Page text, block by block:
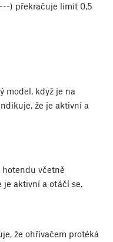
) překračuje limit 0,5
model, když je na
že je aktivní a
včetně
je aktivní a otáčí se.
že ohřívačem protéká